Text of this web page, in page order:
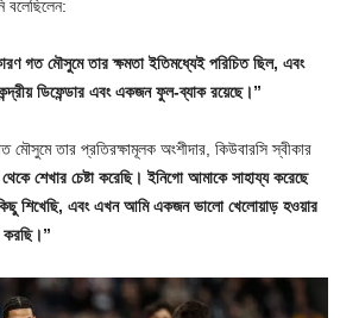
বলেছিলেন:
গত মৌসুমে তার ক্ষমতা ইতিমধ্যেই পরিচিত ছিল, এবং
ডিফেন্ডার এবং একজন ফুল-ব্যাক রয়েছে।”
মৌসুমে তার প্রতিরক্ষামূলক অংশীদার, কিউবারসি স্বীকার
শেখার চেষ্টা করেছি। ইনিগো আমাকে সাহায্য করেছে
শিখেছি, এবং এখন আমি একজন ভালো খেলোয়াড় হওয়ার
করছি।”